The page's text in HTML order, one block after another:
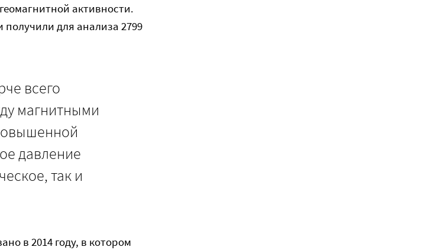
активности.
для анализа 2799
всего
магнитными
давление
так и
в 2014 году, в котором